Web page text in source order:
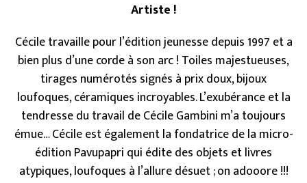
Artiste !
Cécile travaille pour l’édition jeunesse depuis 1997 et a
bien plus d’une corde à son arc ! Toiles majestueuses,
tirages numérotés signés à prix doux, bijoux
loufoques, céramiques incroyables. L’exubérance et la
tendresse du travail de Cécile Gambini m’a toujours
émue… Cécile est également la fondatrice de la micro-
édition Pavupapri qui édite des objets et livres
atypiques, loufoques à l’allure désuet ; on adooore !!!